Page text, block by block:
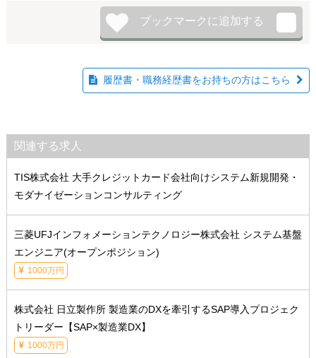
履歴書・職務経歴書をお持ちの方はこちら
関連する求人
TIS株式会社 大手クレジットカード会社向けシステム新規開発・
モダナイゼーションコンサルティング
三菱UFJインフォメーションテクノロジー株式会社 システム基盤
エンジニア(オープンポジション)
1000万円
株式会社 日立製作所 製造業のDXを牽引するSAP導入プロジェク
トリーダー【SAP×製造業DX】
1000万円